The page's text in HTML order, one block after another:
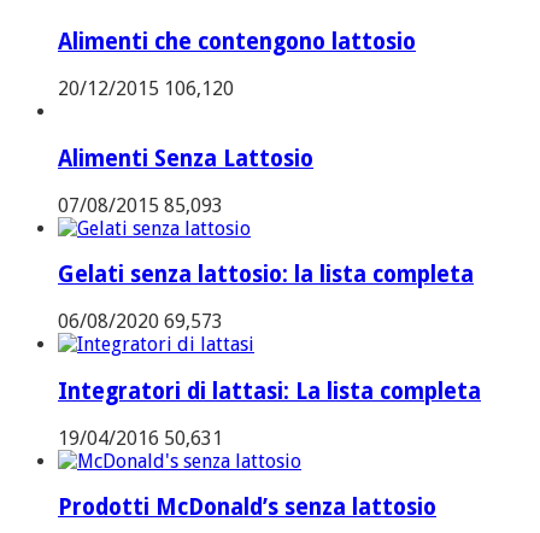
Alimenti che contengono lattosio
20/12/2015 106,120
Alimenti Senza Lattosio
07/08/2015 85,093
Gelati senza lattosio: la lista completa
06/08/2020 69,573
Integratori di lattasi: La lista completa
19/04/2016 50,631
Prodotti McDonald’s senza lattosio